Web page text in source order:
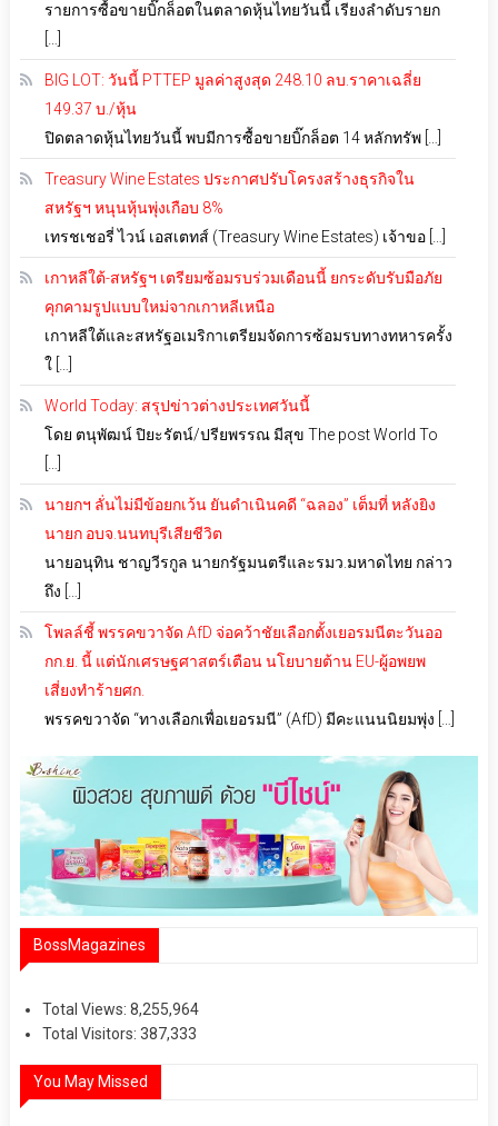
รายการซื้อขายบิ๊กล็อตในตลาดหุ้นไทยวันนี้ เรียงลำดับรายก
BIG LOT: วันนี้ PTTEP มูลค่าสูงสุด 248.10 ลบ.ราคาเฉลี่ย
149.37 บ./หุ้น
ปิดตลาดหุ้นไทยวันนี้ พบมีการซื้อขายบิ๊กล็อต 14 หลักทรัพ […]
Treasury Wine Estates ประกาศปรับโครงสร้างธุรกิจใน
สหรัฐฯ หนุนหุ้นพุ่งเกือบ 8%
เทรชเชอรี่ ไวน์ เอสเตทส์ (Treasury Wine Estates) เจ้าขอ […]
เกาหลีใต้-สหรัฐฯ เตรียมซ้อมรบร่วมเดือนนี้ ยกระดับรับมือภัย
คุกคามรูปแบบใหม่จากเกาหลีเหนือ
เกาหลีใต้และสหรัฐอเมริกาเตรียมจัดการซ้อมรบทางทหารครั้ง
ใ […]
World Today: สรุปข่าวต่างประเทศวันนี้
โดย ตนุพัฒน์ ปิยะรัตน์/ปรียพรรณ มีสุข The post World To
นายกฯ ลั่นไม่มีข้อยกเว้น ยันดำเนินคดี “ฉลอง” เต็มที่ หลังยิง
นายก อบจ.นนทบุรีเสียชีวิต
นายอนุทิน ชาญวีรกูล นายกรัฐมนตรีและรมว.มหาดไทย กล่าว
ถึง […]
โพลล์ชี้ พรรคขวาจัด AfD จ่อคว้าชัยเลือกตั้งเยอรมนีตะวันออ
กก.ย. นี้ แต่นักเศรษฐศาสตร์เตือน นโยบายต้าน EU-ผู้อพยพ
เสี่ยงทำร้ายศก.
พรรคขวาจัด “ทางเลือกเพื่อเยอรมนี” (AfD) มีคะแนนนิยมพุ่ง […]
BossMagazines
Total Views: 8,255,964
Total Visitors: 387,333
You May Missed